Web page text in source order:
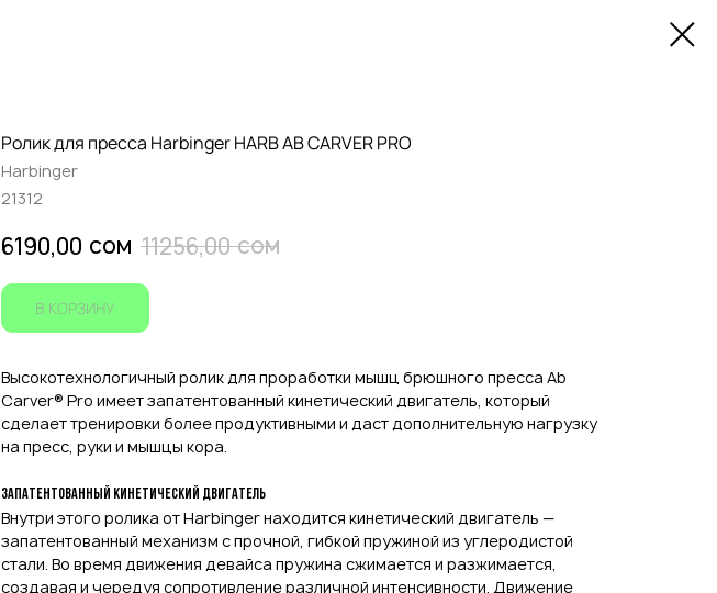
Ролик для пресса Harbinger HARB AB CARVER PRO
Harbinger
21312
6190,00 сом 11256,00 сом
В КОРЗИНУ
Высокотехнологичный ролик для проработки мышц брюшного пресса Ab
Carver® Pro имеет запатентованный кинетический двигатель, который
сделает тренировки более продуктивными и даст дополнительную нагрузку
на пресс, руки и мышцы кора.
Запатентованный кинетический двигатель
Внутри этого ролика от Harbinger находится кинетический двигатель —
запатентованный механизм с прочной, гибкой пружиной из углеродистой
стали. Во время движения девайса пружина сжимается и разжимается,
создавая и чередуя сопротивление различной интенсивности. Движение